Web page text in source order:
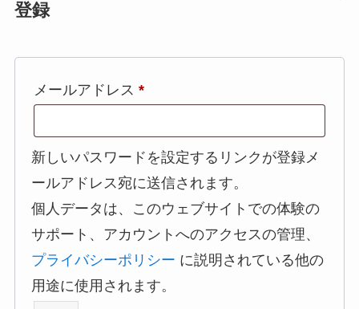
登録
メールアドレス *必
新しいパスワードを設定するリンクが登録メ
ールアドレス宛に送信されます。
個人データは、このウェブサイトでの体験の
サポート、アカウントへのアクセスの管理、
プライバシーポリシー に説明されている他の
用途に使用されます。